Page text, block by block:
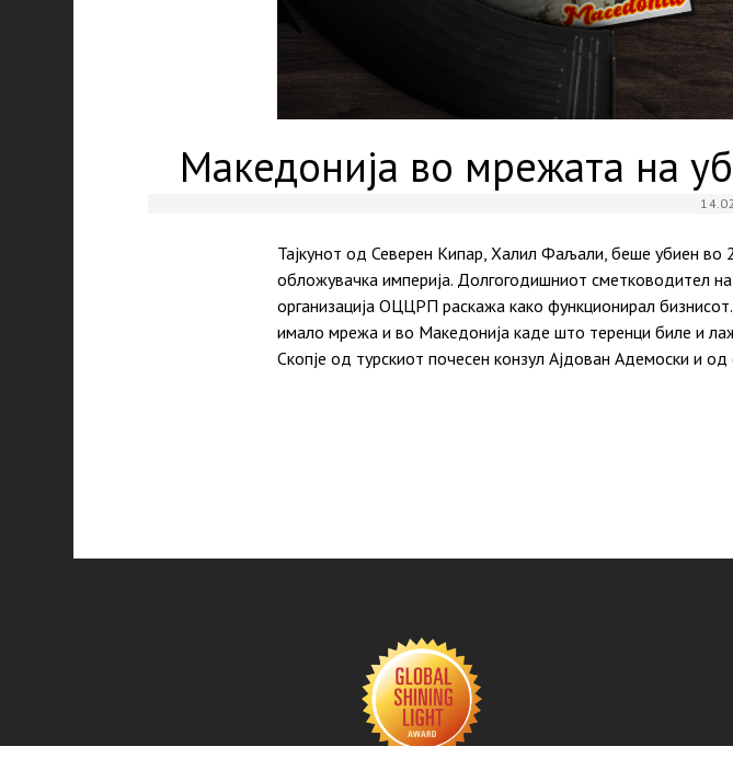
Македонија во мрежата на
Тајкунот од Северен Кипар, Халил Фаљали, беше убиен во
обложувачка империја. Долгогодишниот сметководител
организација ОЦЦРП раскажа како функционирал
имало мрежа и во Македонија каде што теренци биле и
Скопје од турскиот почесен конзул Ајдован Адемоски и